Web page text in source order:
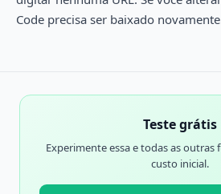
Code precisa ser baixado
Teste grátis
Experimente essa e todas as outras
custo inicial.